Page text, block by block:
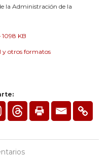
la Administración de la
KB
y otros formatos